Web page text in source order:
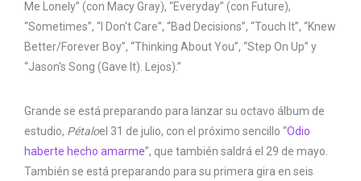
Me Lonely” (con Macy Gray), “Everyday” (con Future),
“Sometimes”, “I Don't Care”, “Bad Decisions”, “Touch It”, “Knew
Better/Forever Boy”, “Thinking About You”, “Step On Up” y
“Jason's Song (Gave It). Lejos).”
Grande se está preparando para lanzar su octavo álbum de
estudio, Pétaloel 31 de julio, con el próximo sencillo “Odio
haberte hecho amarme”, que también saldrá el 29 de mayo.
También se está preparando para su primera gira en seis